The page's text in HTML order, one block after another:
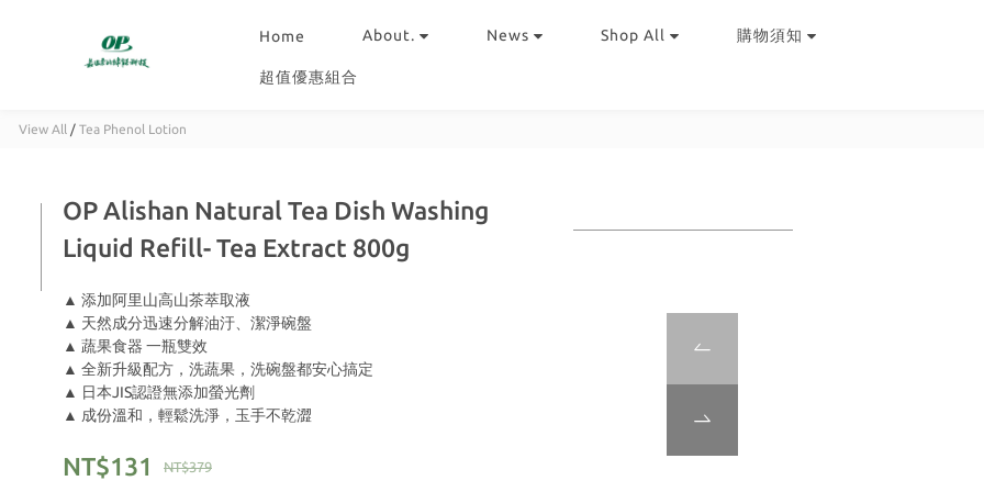
Home About. News Shop All 購物須知
超值優惠組合
View All / Tea Phenol Lotion
OP Alishan Natural Tea Dish Washing
Liquid Refill- Tea Extract 800g
▲ 添加阿里山高山茶萃取液
▲ 天然成分迅速分解油汙、潔淨碗盤
▲ 蔬果食器 一瓶雙效
▲ 全新升級配方，洗蔬果，洗碗盤都安心搞定
▲ 日本JIS認證無添加螢光劑
▲ 成份溫和，輕鬆洗淨，玉手不乾澀
NT$379
NT$131